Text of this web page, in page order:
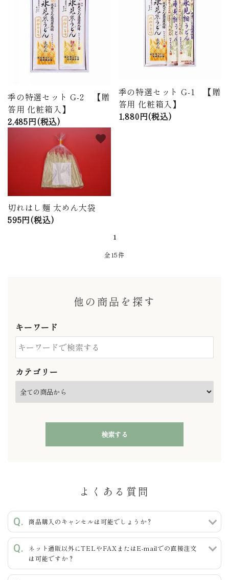
季の特選セット G-2 【贈
答用 化粧箱入】
2,485円(税込)
季の特選セット G-1 【贈
答用 化粧箱入】
1,880円(税込)
切れはし麺 太めん大袋
595円(税込)
favorite
1
全15件
他の商品を探す
キーワード
カテゴリー
検索する
カテゴリー
よくある質問
商品購入のキャンセルは可能でしょうか？
ネット通販以外にTELやFAXまたはE-mailでの直接注文
は可能ですか？